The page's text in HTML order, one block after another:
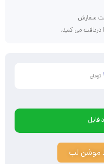
سفارش
می کنید.
تومان
فایل
موشن لب